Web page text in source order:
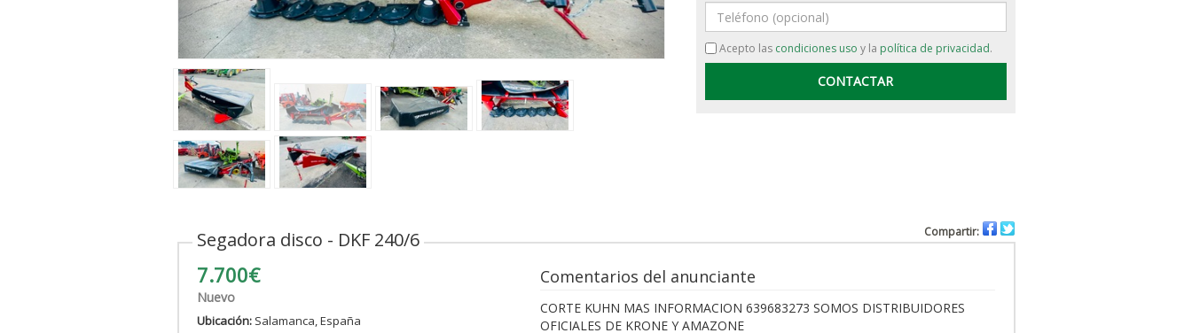
Teléfono
Acepto las condiciones uso y la política de privacidad.
Segadora disco - DKF 240/6 Compartir:
7.700€
Nuevo
Ubicación:Salamanca, España
Comentarios del anunciante
CORTE KUHN MAS INFORMACION 639683273 SOMOS DISTRIBUIDORES
OFICIALES DE KRONE Y AMAZONE